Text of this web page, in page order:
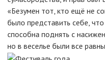
«Безумен тот, кто ещё не
было представить себе,
способна поднять с
но в веселье были все